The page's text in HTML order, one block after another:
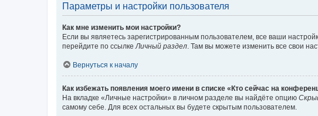
Параметры и настройки пользователя
Как мне изменить мои настройки?
Если вы являетесь зарегистрированным пользователем, все ваши
перейдите по ссылке Личный раздел . Там вы можете изменить все свои
Вернуться к началу
Как избежать появления моего имени в списке «Кто сейчас на
На вкладке «Личные настройки» в личном разделе вы найдёте опцию
самому себе. Для всех остальных вы будете скрытым пользователем.